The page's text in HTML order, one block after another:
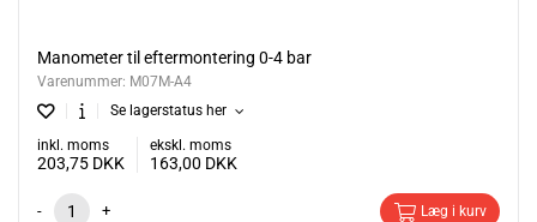
Manometer til eftermontering 0-4 bar
Varenummer: M07M-A4
Se lagerstatus her
inkl. moms
203,75 DKK
ekskl. moms
163,00 DKK
- + Læg i kurv